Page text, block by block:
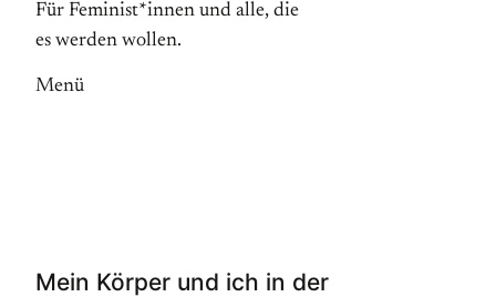
Für Feminist*innen und alle, die
es werden wollen.
Menü
Mein Körper und ich in der